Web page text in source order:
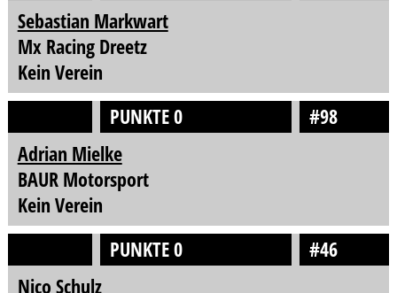
Sebastian Markwart
Mx Racing Dreetz
Kein Verein
PUNKTE 0
#98
Adrian Mielke
BAUR Motorsport
Kein Verein
PUNKTE 0
#46
Nico Schulz